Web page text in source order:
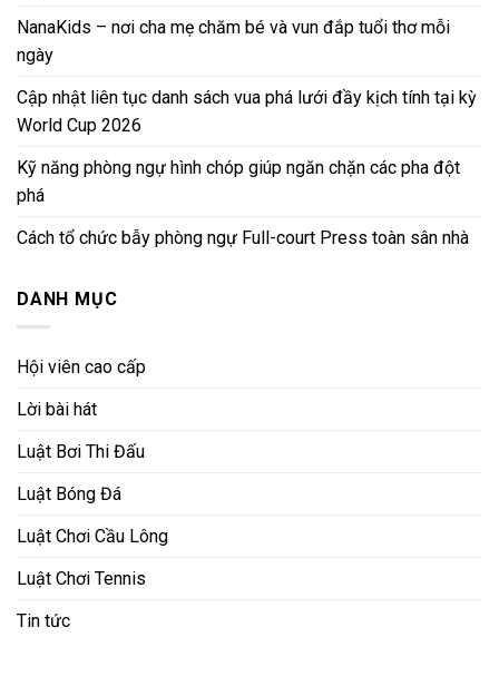
NanaKids – nơi cha mẹ chăm bé và vun đắp tuổi thơ mỗi
ngày
Cập nhật liên tục danh sách vua phá lưới đầy kịch tính tại kỳ
World Cup 2026
Kỹ năng phòng ngự hình chóp giúp ngăn chặn các pha đột
phá
Cách tổ chức bẫy phòng ngự Full-court Press toàn sân nhà
DANH MỤC
Hội viên cao cấp
Lời bài hát
Luật Bơi Thi Đấu
Luật Bóng Đá
Luật Chơi Cầu Lông
Luật Chơi Tennis
Tin tức